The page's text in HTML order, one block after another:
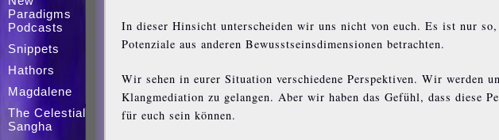
Paradigms
Podcasts
Snippets
Hathors
Magdalene
The Celestial
Sangha
In dieser Hinsicht unterscheiden wir uns nicht von euch. Es ist nur
Potenziale aus anderen Bewusstseinsdimensionen betrachten.
Wir sehen in eurer Situation verschiedene Perspektiven. Wir werden
Klangmediation zu gelangen. Aber wir haben das Gefühl, dass diese
für euch sein können.